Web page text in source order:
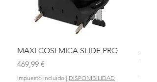
MAXI COSI MICA SLIDE PRO
Precio
469,99 €
Impuesto incluido | DISPONIBILIDAD